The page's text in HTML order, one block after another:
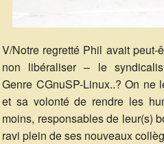
V/Notre regretté Phil avait
non libéraliser – le
Genre CGnuSP-Linux..? On ne
et sa volonté de rendre les
moins, responsables de leur(s)
ravi plein de ses nouveaux